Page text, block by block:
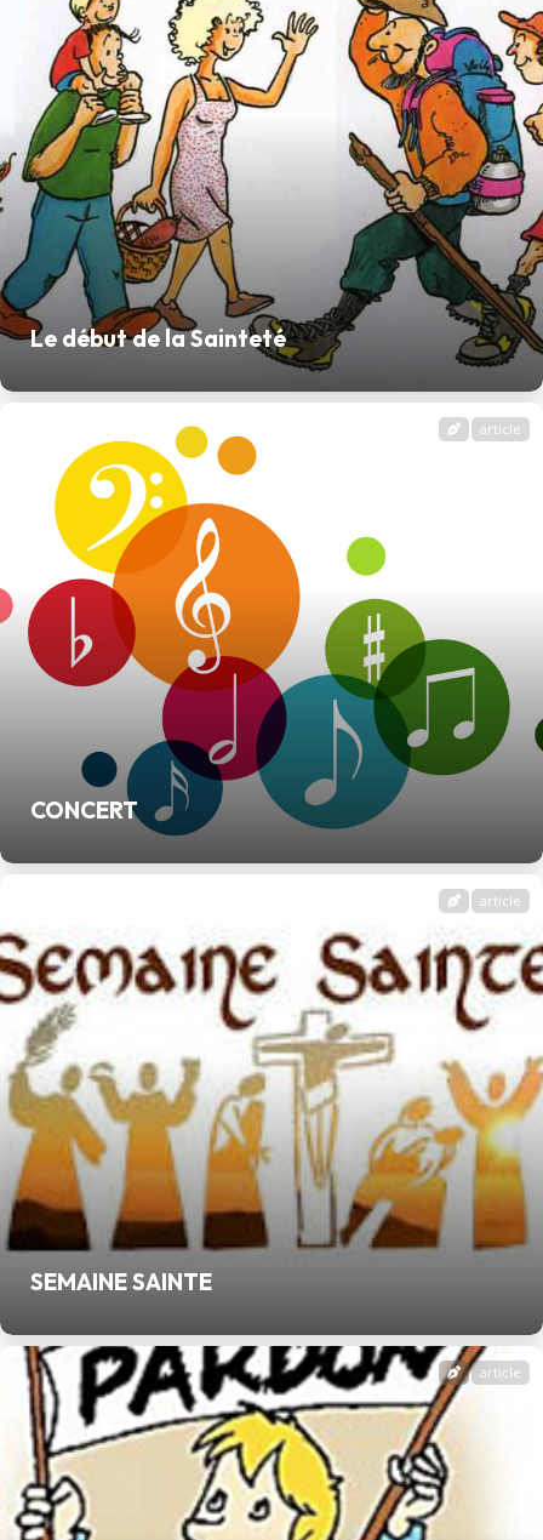
Le début de la Sainteté
CONCERT
article
SEMAINE SAINTE
article
article